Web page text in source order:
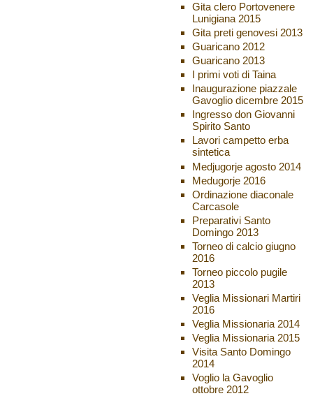
Gita clero Portovenere
Lunigiana 2015
Gita preti genovesi 2013
Guaricano 2012
Guaricano 2013
I primi voti di Taina
Inaugurazione piazzale
Gavoglio dicembre 2015
Ingresso don Giovanni
Spirito Santo
Lavori campetto erba
sintetica
Medjugorje agosto 2014
Medugorje 2016
Ordinazione diaconale
Carcasole
Preparativi Santo
Domingo 2013
Torneo di calcio giugno
2016
Torneo piccolo pugile
2013
Veglia Missionari Martiri
2016
Veglia Missionaria 2014
Veglia Missionaria 2015
Visita Santo Domingo
2014
Voglio la Gavoglio
ottobre 2012